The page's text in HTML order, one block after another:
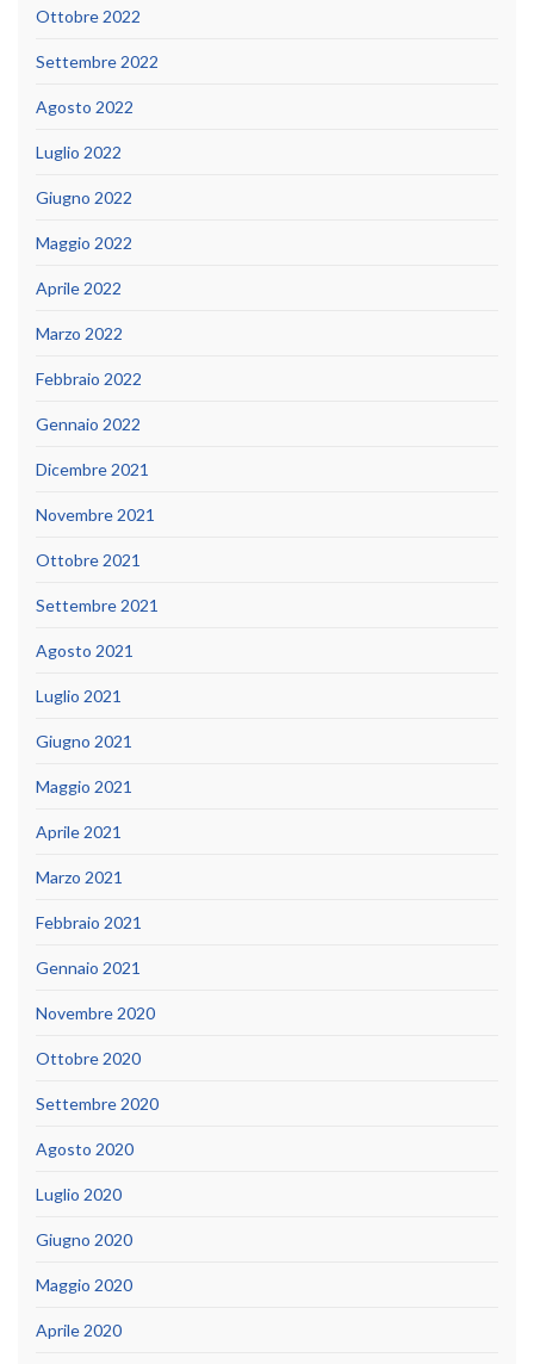
Ottobre 2022
Settembre 2022
Agosto 2022
Luglio 2022
Giugno 2022
Maggio 2022
Aprile 2022
Marzo 2022
Febbraio 2022
Gennaio 2022
Dicembre 2021
Novembre 2021
Ottobre 2021
Settembre 2021
Agosto 2021
Luglio 2021
Giugno 2021
Maggio 2021
Aprile 2021
Marzo 2021
Febbraio 2021
Gennaio 2021
Novembre 2020
Ottobre 2020
Settembre 2020
Agosto 2020
Luglio 2020
Giugno 2020
Maggio 2020
Aprile 2020